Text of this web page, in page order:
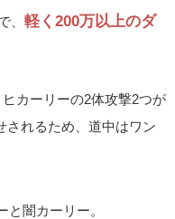
、軽く200万以上のダ
カーリーの2体攻撃2つが
されるため、道中はワン
と闇カーリー。